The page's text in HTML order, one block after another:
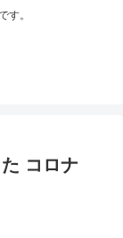
す。
コロナ